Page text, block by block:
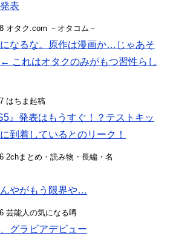
表
オタク.com －オタコム－
になるな。原作は漫画か…じゃあそ
これはオタクのみがもつ習性らし
はちま起稿
』発表はもうすぐ！？テストキッ
到着しているとのリーク！
2chまとめ・読み物・長編・名
やがもう限界や…
芸能人の気になる噂
グラビアデビュー